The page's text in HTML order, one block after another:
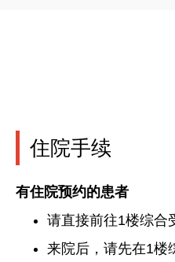
住院手续
有住院预约的患者
请直接前往1楼综合
来院后，请先在1楼